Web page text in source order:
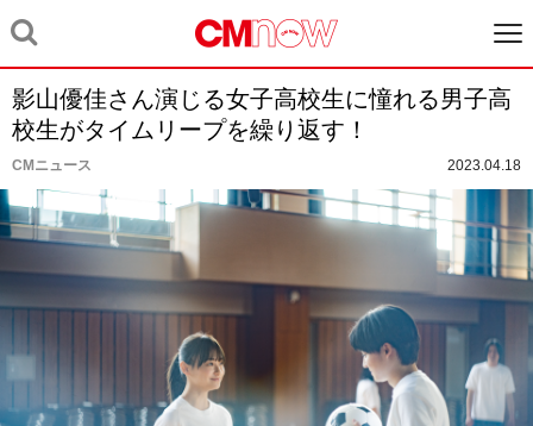
影山優佳さん演じる女子高校生に憧れる男子高
校生がタイムリープを繰り返す！
CMニュース 2023.04.18